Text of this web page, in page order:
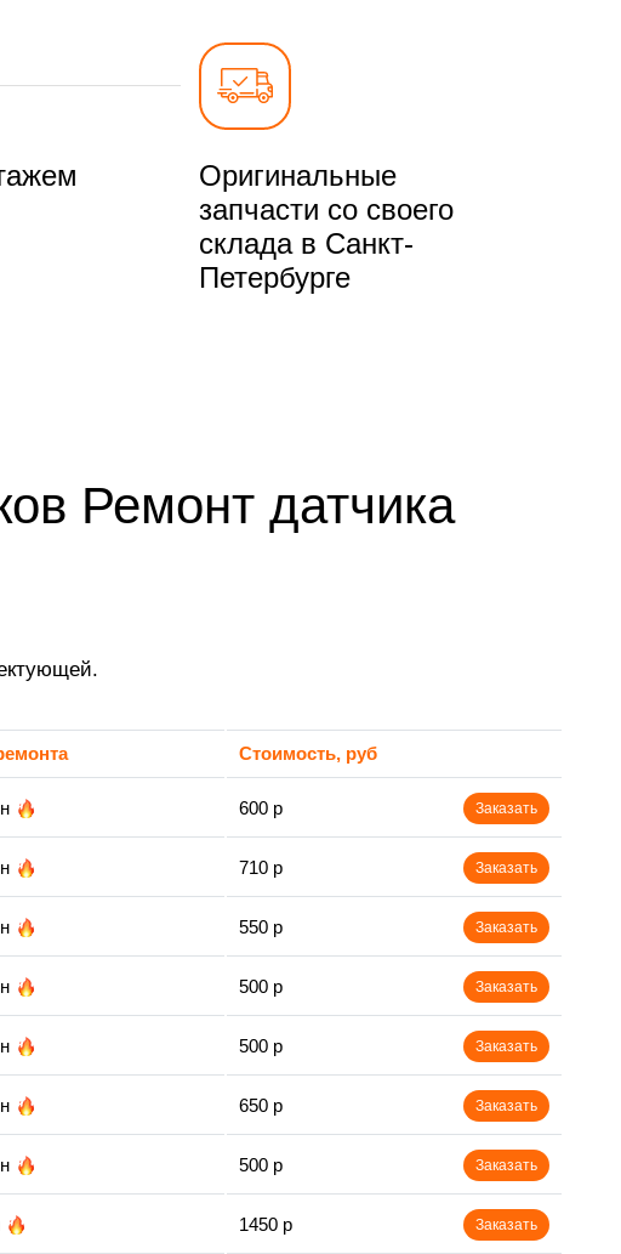
Оригинальные
запчасти со своего
склада в Санкт-
Петербурге
Ремонт датчика
Стоимость, руб
600 р Заказать
710 р Заказать
550 р Заказать
500 р Заказать
500 р Заказать
650 р Заказать
500 р Заказать
1450 р Заказать